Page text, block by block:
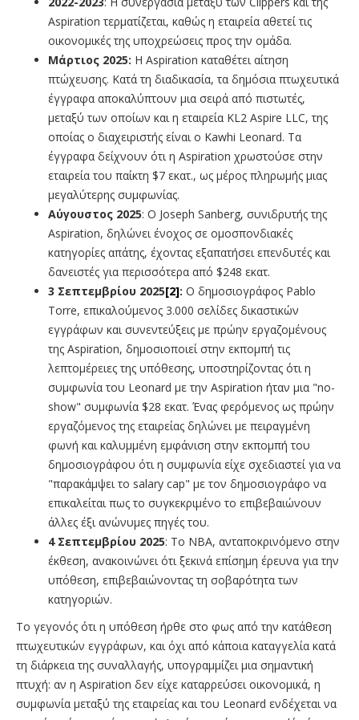
Aspiration τερματίζεται, καθώς η εταιρεία αθετεί τις
οικονομικές της υποχρεώσεις προς την ομάδα.
Μάρτιος 2025: Η Aspiration καταθέτει αίτηση
πτώχευσης. Κατά τη διαδικασία, τα δημόσια πτωχευτικά
έγγραφα αποκαλύπτουν μια σειρά από πιστωτές,
μεταξύ των οποίων και η εταιρεία KL2 Aspire LLC, της
οποίας ο διαχειριστής είναι ο Kawhi Leonard. Τα
έγγραφα δείχνουν ότι η Aspiration χρωστούσε στην
εταιρεία του παίκτη $7 εκατ., ως μέρος πληρωμής μιας
μεγαλύτερης συμφωνίας.
Αύγουστος 2025: Ο Joseph Sanberg, συνιδρυτής της
Aspiration, δηλώνει ένοχος σε ομοσπονδιακές
κατηγορίες απάτης, έχοντας εξαπατήσει επενδυτές και
δανειστές για περισσότερα από $248 εκατ.
3 Σεπτεμβρίου 2025[2]: Ο δημοσιογράφος Pablo
Torre, επικαλούμενος 3.000 σελίδες δικαστικών
εγγράφων και συνεντεύξεις με πρώην εργαζομένους
της Aspiration, δημοσιοποιεί στην εκπομπή τις
λεπτομέρειες της υπόθεσης, υποστηρίζοντας ότι η
συμφωνία του Leonard με την Aspiration ήταν μια "no-
show" συμφωνία $28 εκατ. Ένας φερόμενος ως πρώην
εργαζόμενος της εταιρείας δηλώνει με πειραγμένη
φωνή και καλυμμένη εμφάνιση στην εκπομπή του
δημοσιογράφου ότι η συμφωνία είχε σχεδιαστεί για να
"παρακάμψει το salary cap" με τον δημοσιογράφο να
επικαλείται πως το συγκεκριμένο το επιβεβαιώνουν
άλλες έξι ανώνυμες πηγές του.
4 Σεπτεμβρίου 2025: Το NBA, ανταποκρινόμενο στην
έκθεση, ανακοινώνει ότι ξεκινά επίσημη έρευνα για την
υπόθεση, επιβεβαιώνοντας τη σοβαρότητα των
κατηγοριών.
Το γεγονός ότι η υπόθεση ήρθε στο φως από την κατάθεση
πτωχευτικών εγγράφων, και όχι από κάποια καταγγελία κατά
τη διάρκεια της συναλλαγής, υπογραμμίζει μια σημαντική
πτυχή: αν η Aspiration δεν είχε καταρρεύσει οικονομικά, η
συμφωνία μεταξύ της εταιρείας και του Leonard ενδέχεται να